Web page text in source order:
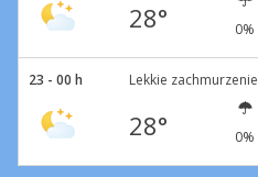
28° 0%
23 - 00 h Lekkie zachmurzenie
28° 0%